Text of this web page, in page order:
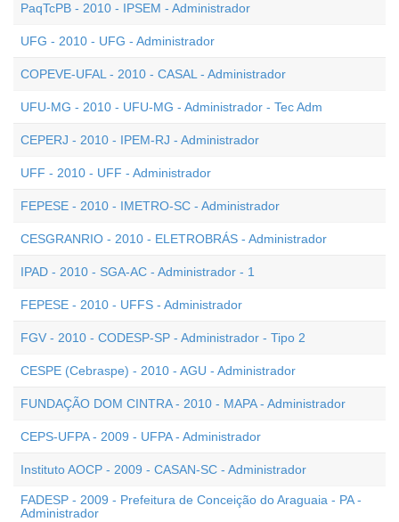
PaqTcPB - 2010 - IPSEM - Administrador
UFG - 2010 - UFG - Administrador
COPEVE-UFAL - 2010 - CASAL - Administrador
UFU-MG - 2010 - UFU-MG - Administrador - Tec Adm
CEPERJ - 2010 - IPEM-RJ - Administrador
UFF - 2010 - UFF - Administrador
FEPESE - 2010 - IMETRO-SC - Administrador
CESGRANRIO - 2010 - ELETROBRÁS - Administrador
IPAD - 2010 - SGA-AC - Administrador - 1
FEPESE - 2010 - UFFS - Administrador
FGV - 2010 - CODESP-SP - Administrador - Tipo 2
CESPE (Cebraspe) - 2010 - AGU - Administrador
FUNDAÇÃO DOM CINTRA - 2010 - MAPA - Administrador
CEPS-UFPA - 2009 - UFPA - Administrador
Instituto AOCP - 2009 - CASAN-SC - Administrador
FADESP - 2009 - Prefeitura de Conceição do Araguaia - PA -
Administrador